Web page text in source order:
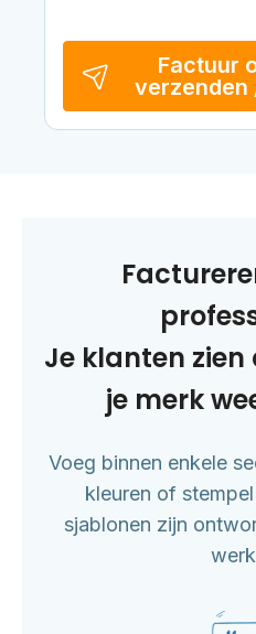
Factuur
verzenden
Je klanten
je merk
Voeg binnen enkele
kleuren of
sjablonen zijn